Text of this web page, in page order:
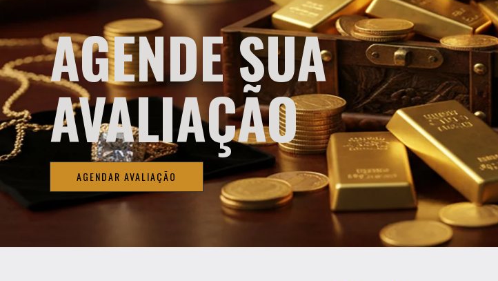
AGENDE SUA
AVALIAÇÃO
AGENDAR AVALIAÇÃO